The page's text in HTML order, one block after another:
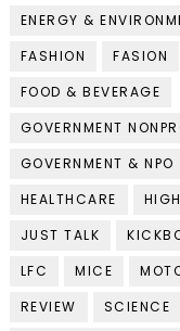
ENERGY &
FASHION
FASION
FOOD & BEVERAGE
GOVERNMENT
GOVERNMENT & NPO
HEALTHCARE
JUST TALK
LFC
MICE
REVIEW
SCIENCE